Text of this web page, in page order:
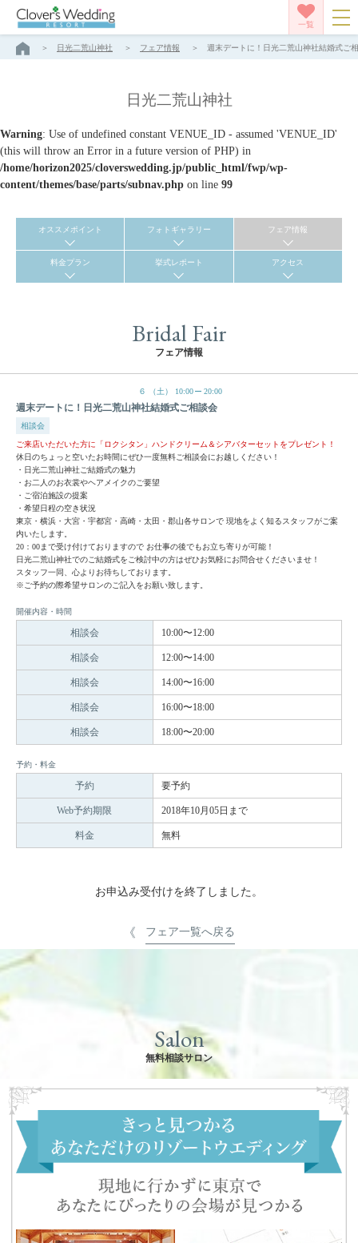
一覧
日光二荒山神社 フェア情報 週末デートに！日光二荒山神社結婚式ご
日光二荒山神社
Warning: Use of undefined constant VENUE_ID - assumed 'VENUE_ID'
(this will throw an Error in a future version of PHP) in
/home/horizon2025/cloverswedding.jp/public_html/fwp/wp-
content/themes/base/parts/subnav.php on line 99
オススメポイント フォトギャラリー フェア情報
料金プラン 挙式レポート アクセス
Bridal Fair
フェア情報
６ （土） 10:00 20:00
週末デートに！日光二荒山神社結婚式ご相談会
相談会
ご来店いただいた方に「ロクシタン」ハンドクリーム＆シアバターセットをプレゼント！
休日のちょっと空いたお時間にぜひ一度無料ご相談会にお越しください！
・日光二荒山神社ご結婚式の魅力
・お二人のお衣裳やヘアメイクのご要望
・ご宿泊施設の提案
・希望日程の空き状況
東京・横浜・大宮・宇都宮・高崎・太田・郡山各サロンで 現地をよく知るスタッフがご案
内いたします。
20：00まで受け付けておりますので お仕事の後でもお立ち寄りが可能！
日光二荒山神社でのご結婚式をご検討中の方はぜひお気軽にお問合せくださいませ！
スタッフ一同、心よりお待ちしております。
※ご予約の際希望サロンのご記入をお願い致します。
開催内容・時間
相談会 10:00〜12:00
相談会 12:00〜14:00
相談会 14:00〜16:00
相談会 16:00〜18:00
相談会 18:00〜20:00
予約・料金
予約 要予約
Web予約期限 2018年10月05日まで
料金 無料
お申込み受付けを終了しました。
フェア一覧へ戻る
Salon
無料相談サロン